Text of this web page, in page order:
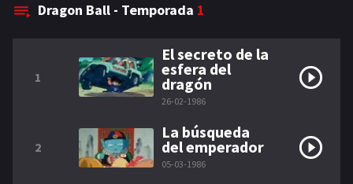
Dragon Ball - Temporada 1
1
El secreto de la
esfera del
dragón
26-02-1986
2
La búsqueda
del emperador
05-03-1986